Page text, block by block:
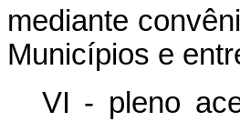
mediante
Municípios e
VI - pleno